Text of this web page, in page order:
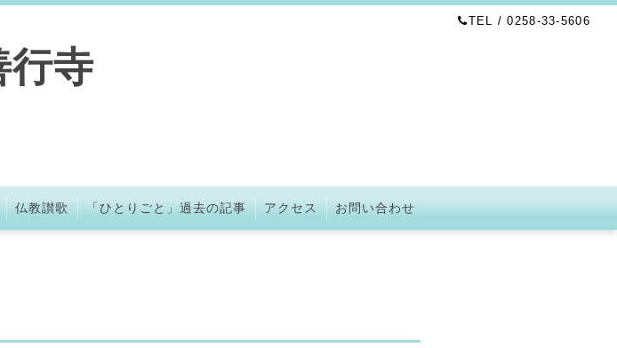
TEL / 0258-33-5606
行寺
仏教讃歌 「ひとりごと」過去の記事 アクセス お問い合わせ